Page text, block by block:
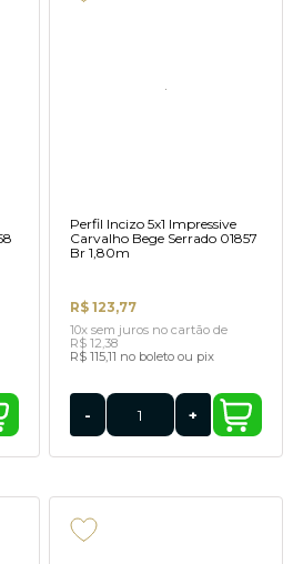
Perfil Incizo 5x1 Impressive
Carvalho Bege Serrado 01857
Br 1,80m
R$ 123,77
10x sem juros no cartão de
R$ 12,38
R$ 115,11 no boleto ou pix
- +